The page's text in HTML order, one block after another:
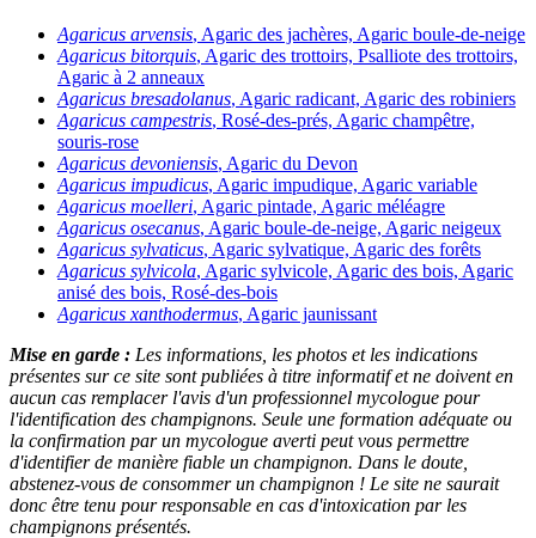
Agaricus arvensis, Agaric des jachères, Agaric boule-de-neige
Agaricus bitorquis, Agaric des trottoirs, Psalliote des trottoirs,
Agaric à 2 anneaux
Agaricus bresadolanus, Agaric radicant, Agaric des robiniers
Agaricus campestris, Rosé-des-prés, Agaric champêtre,
souris-rose
Agaricus devoniensis, Agaric du Devon
Agaricus impudicus, Agaric impudique, Agaric variable
Agaricus moelleri, Agaric pintade, Agaric méléagre
Agaricus osecanus, Agaric boule-de-neige, Agaric neigeux
Agaricus sylvaticus, Agaric sylvatique, Agaric des forêts
Agaricus sylvicola, Agaric sylvicole, Agaric des bois, Agaric
anisé des bois, Rosé-des-bois
Agaricus xanthodermus, Agaric jaunissant
Mise en garde : Les informations, les photos et les indications
présentes sur ce site sont publiées à titre informatif et ne doivent en
aucun cas remplacer l'avis d'un professionnel mycologue pour
l'identification des champignons. Seule une formation adéquate ou
la confirmation par un mycologue averti peut vous permettre
d'identifier de manière fiable un champignon. Dans le doute,
abstenez-vous de consommer un champignon ! Le site ne saurait
donc être tenu pour responsable en cas d'intoxication par les
champignons présentés.